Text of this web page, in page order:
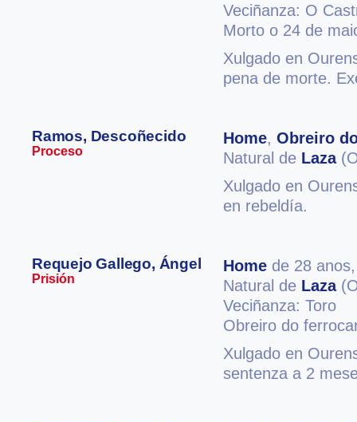
Veciñanza: O
Morto o 24 de
Xulgado en
pena de morte.
Ramos, Descoñecido
Proceso
Home, Obreiro
Natural de Laza
Xulgado en
en rebeldía.
Requejo Gallego, Ángel
Prisión
Home de 28
Natural de Laza
Veciñanza: Toro
Obreiro do
Xulgado en
sentenza a 2